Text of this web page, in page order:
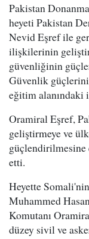
Pakistan
heyeti Pakistan
Nevid Eşref ile
ilişkilerinin
güvenliğinin
Güvenlik
eğitim alanındaki
Oramiral Eşref,
geliştirmeye ve
güçlendirilmesine
etti.
Heyette
Muhammed
Komutanı
düzey sivil ve